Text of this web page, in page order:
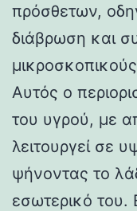
πρόσθετων,
διάβρωση και
Αυτός ο
του υγρού, με
λειτουργεί σε
ψήνοντας το
εσωτερικό του.